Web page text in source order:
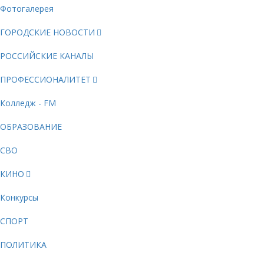
Фотогалерея
ГОРОДСКИЕ НОВОСТИ
РОССИЙСКИЕ КАНАЛЫ
ПРОФЕССИОНАЛИТЕТ
Колледж - FM
ОБРАЗОВАНИЕ
СВО
КИНО
Конкурсы
СПОРТ
ПОЛИТИКА